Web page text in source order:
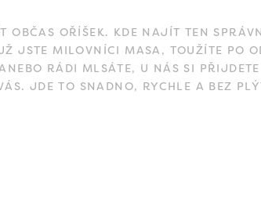
OBČAS OŘÍŠEK. KDE NAJÍT TEN
JSTE MILOVNÍCI MASA, TOUŽÍTE PO
RÁDI MLSÁTE, U NÁS SI
JDE TO SNADNO, RYCHLE A BEZ